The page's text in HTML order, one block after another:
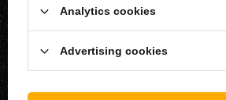
FORSKRIFTER
LAGRE INFORMASJON
FORSENDELSE
BETALINGSMETODER OG PROVISJONER
Analytics cookies
Advertising cookies